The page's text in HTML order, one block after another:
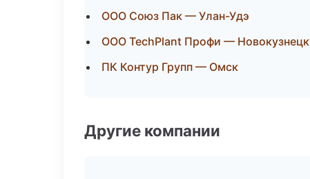
ООО Союз Пак — Улан-Удэ
ООО TechPlant Профи — Новокузнецк
ПК Контур Групп — Омск
Другие компании